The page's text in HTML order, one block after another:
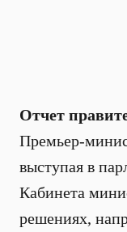
Отчет
Премьер-
выступая в
Кабинета
решениях,